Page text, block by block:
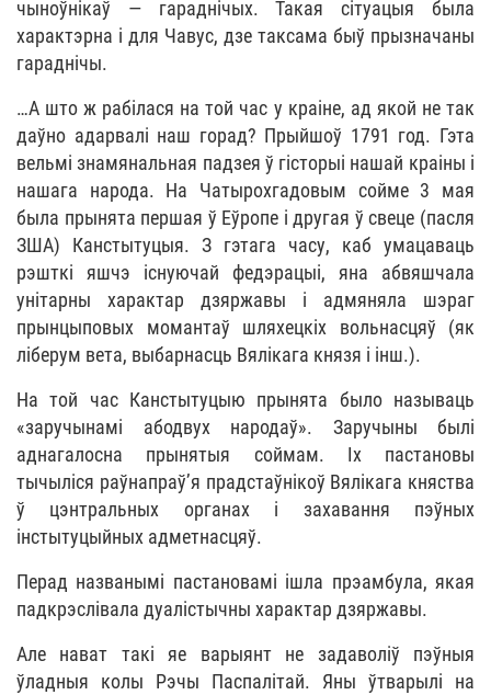
чыноўнікаў — гараднічых. Такая сітуацыя была
характэрна і для Чавус, дзе таксама быў прызначаны
гараднічы.
…А што ж рабілася на той час у краіне, ад якой не так
даўно адарвалі наш горад? Прыйшоў 1791 год. Гэта
вельмі знамянальная падзея ў гісторыі нашай краіны і
нашага народа. На Чатырохгадовым сойме 3 мая
была прынята першая ў Еўропе і другая ў свеце (пасля
ЗША) Канстытуцыя. З гэтага часу, каб умацаваць
рэшткі яшчэ існуючай федэрацыі, яна абвяшчала
унітарны характар дзяржавы і адмяняла шэраг
прынцыповых момантаў шляхецкіх вольнасцяў (як
ліберум вета, выбарнасць Вялікага князя і інш.).
На той час Канстытуцыю прынята было называць
«заручынамі абодвух народаў». Заручыны былі
аднагалосна прынятыя соймам. Іх пастановы
тычыліся раўнапраў’я прадстаўнікоў Вялікага княства
ў цэнтральных органах і захавання пэўных
інстытуцыйных адметнасцяў.
Перад названымі пастановамі ішла прэамбула, якая
падкрэслівала дуалістычны характар дзяржавы.
Але нават такі яе варыянт не задаволіў пэўныя
ўладныя колы Рэчы Паспалітай. Яны ўтварылі на